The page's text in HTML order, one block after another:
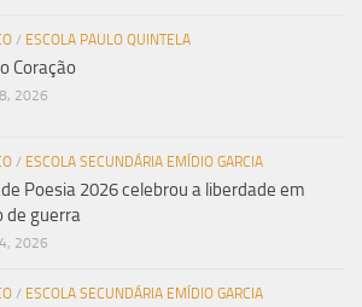
/ ESCOLA PAULO QUINTELA
Coração
2026
/ ESCOLA SECUNDÁRIA EMÍDIO GARCIA
Poesia 2026 celebrou a liberdade em
de guerra
2026
/ ESCOLA SECUNDÁRIA EMÍDIO GARCIA